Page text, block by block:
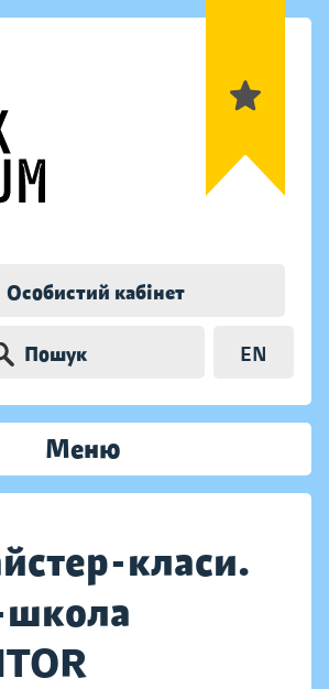
Особистий кабінет
Пошук EN
Меню
класи.
школа